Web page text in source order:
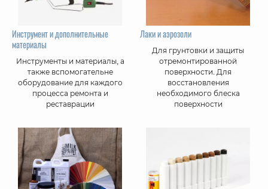
Инструмент и дополнительные
материалы
Инструменты и материалы, а
также вспомогательне
оборудование для каждого
процесса ремонта и
реставрации
Лаки и аэрозоли
Для грунтовки и защиты
отремонтированной
поверхности. Для
восстановления
необходимого блеска
поверхности